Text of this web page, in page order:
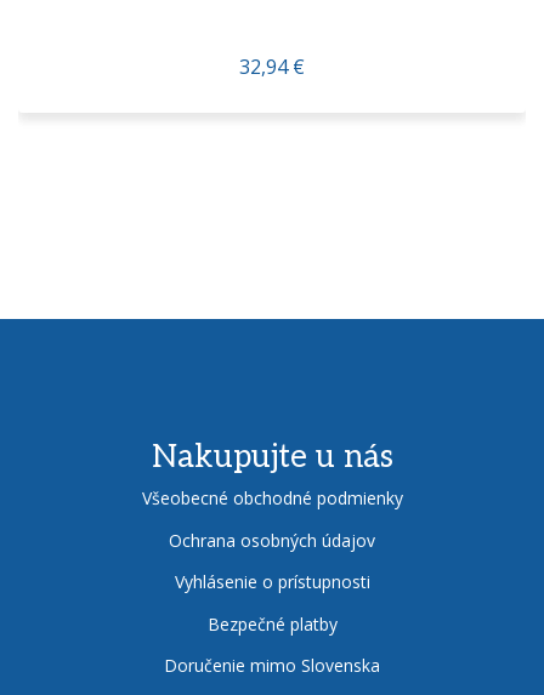
Nakupujte u nás
Všeobecné obchodné podmienky
Ochrana osobných údajov
Vyhlásenie o prístupnosti
Bezpečné platby
Doručenie mimo Slovenska